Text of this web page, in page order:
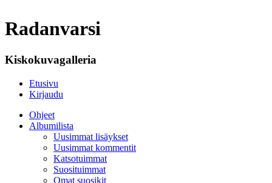
Radanvarsi
Kiskokuvagalleria
Etusivu
Kirjaudu
Ohjeet
Albumilista
Uusimmat lisäykset
Uusimmat kommentit
Katsotuimmat
Suosituimmat
Omat suosikit